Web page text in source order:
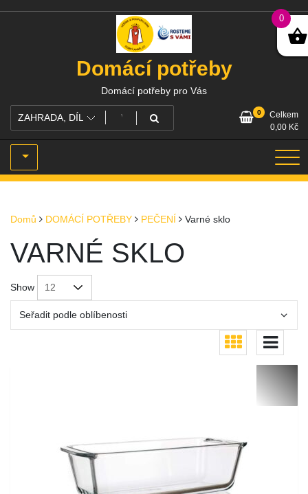
Domácí potřeby
Domácí potřeby pro Vás
0
Celkem
0,00 Kč
Domů DOMÁCÍ POTŘEBY PEČENÍ Varné sklo
VARNÉ SKLO
Show
0